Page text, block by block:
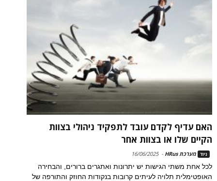
האם עדיף לקדם עובד לתפקיד ניהולי בצוות
הקיים שלו או בצוות אחר
ניוד מערכת HRus -
16/06/2025
לכל אחת משתי הגישות יש יתרונות ואתגרים ברורים, והבחירה
האופטימלית תלויה לעיתים קרובות בנקודות החוזק והתורפה של